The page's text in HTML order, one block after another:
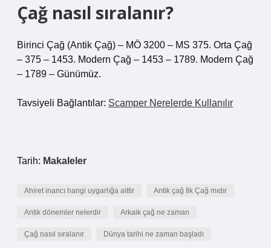
Çağ nasıl sıralanır?
Birinci Çağ (Antik Çağ) – MÖ 3200 – MS 375. Orta Çağ
– 375 – 1453. Modern Çağ – 1453 – 1789. Modern Çağ
– 1789 – Günümüz.
Tavsiyeli Bağlantılar: Scamper Nerelerde Kullanılır
Tarih: Makaleler
Ahiret inancı hangi uygarlığa aittir Antik çağ İlk Çağ mıdır
Antik dönemler nelerdir Arkaik çağ ne zaman
Çağ nasıl sıralanır Dünya tarihi ne zaman başladı